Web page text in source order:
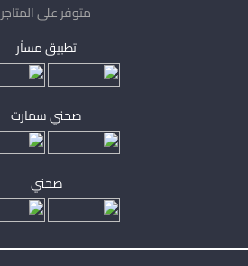
متوفر على المتاجر
تطبيق مساْر
صحتي سمارت
صحتي